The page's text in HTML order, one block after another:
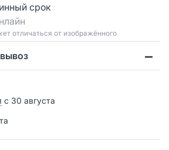
срок
отличаться от изображённого
с 30 августа